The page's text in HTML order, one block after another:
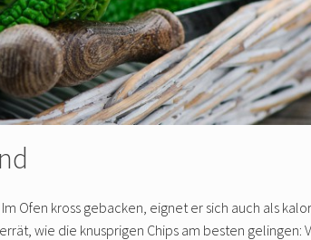
Ofen kross gebacken, eignet er sich auch als
wie die knusprigen Chips am besten gelingen: